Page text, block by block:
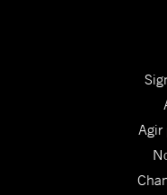
Agir